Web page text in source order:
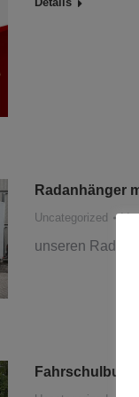
Radanhänger
Uncategorized
unseren
Fahrschulbus